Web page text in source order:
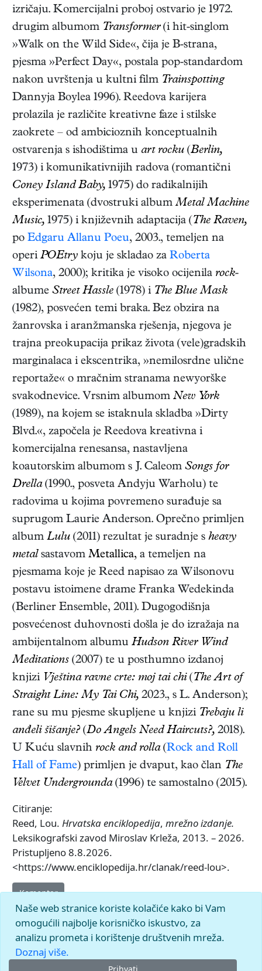
izričaju. Komercijalni proboj ostvario je 1972.
drugim albumom Transformer(i hit-singlom
»Walk on the Wild Side«, čija je B-strana,
pjesma »Perfect Day«, postala pop-standardom
nakon uvrštenja u kultni film Trainspotting
Dannyja Boylea 1996). Reedova karijera
prolazila je različite kreativne faze i stilske
zaokrete – od ambicioznih konceptualnih
ostvarenja s ishodištima u art rocku (Berlin,
1973) i komunikativnijih radova (romantični
Coney Island Baby, 1975) do radikalnijih
eksperimenata (dvostruki albumMetal Machine
Music, 1975) i književnih adaptacija (The Raven,
po Edgaru Allanu Poeu, 2003., temeljen na
operi POEtry koju je skladao za Roberta
Wilsona, 2000); kritika je visoko ocijenila rock-
albume Street Hassle (1978) i The Blue Mask
(1982), posvećen temi braka. Bez obzira na
žanrovska i aranžmanska rješenja, njegova je
trajna preokupacija prikaz života (vele)gradskih
marginalaca i ekscentrika, »nemilosrdne ulične
reportaže« o mračnim stranama newyorške
svakodnevice. Vrsnim albumom New York
(1989), na kojem se istaknula skladba »Dirty
Blvd.«, započela je Reedova kreativna i
komercijalna renesansa, nastavljena
koautorskim albumom s J. Caleom Songs for
Drella(1990., posveta Andyju Warholu) te
radovima u kojima povremeno surađuje sa
suprugom Laurie Anderson. Oprečno primljen
album Lulu (2011) rezultat je suradnje s heavy
metal sastavom Metallica, a temeljen na
pjesmama koje je Reed napisao za Wilsonovu
postavu istoimene drame Franka Wedekinda
(Berliner Ensemble, 2011). Dugogodišnja
posvećenost duhovnosti došla je do izražaja na
ambijentalnom albumu Hudson River Wind
Meditations (2007) te u posthumno izdanoj
knjizi Vještina ravne crte: moj tai chi(The Art of
Straight Line: My Tai Chi, 2023., s L. Anderson);
rane su mu pjesme skupljene u knjizi Trebaju li
anđeli šišanje? (Do Angels Need Haircuts?, 2018).
U Kuću slavnih rock and rolla(Rock and Roll
Hall of Fame) primljen je dvaput, kao član The
Velvet Undergrounda(1996) te samostalno (2015).
Citiranje:
Reed, Lou. Hrvatska enciklopedija, mrežno izdanje.
Leksikografski zavod Miroslav Krleža, 2013. – 2026.
Pristupljeno 8.8.2026.
<https://www.enciklopedija.hr/clanak/reed-lou>.
Komentar
Naše web stranice koriste kolačiće kako bi Vam
omogućili najbolje korisničko iskustvo, za
analizu prometa i korištenje društvenih mreža.
Doznaj više.